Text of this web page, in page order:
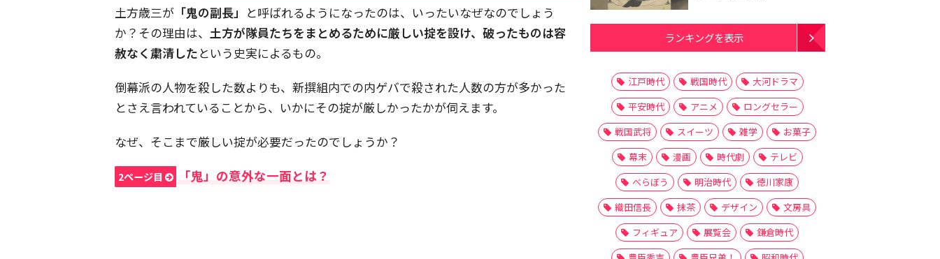
土方歳三が 「鬼の副長」 と呼ばれるようになったのは、いったいなぜなのでしょう
か？その理由は、 土方が隊員たちをまとめるために厳しい掟を設け、破ったものは容
赦なく粛清したという史実によるもの。
倒幕派の人物を殺した数よりも、新撰組内での内ゲバで殺された人数の方が多かった
とさえ言われていることから、いかにその掟が厳しかったかが伺えます。
なぜ、そこまで厳しい掟が必要だったのでしょうか？
2ページ目 「鬼」の意外な一面とは？
ランキングを表示
江戸時代 戦国時代
大河ドラマ
平安時代
アニメ
ロングセラー
戦国武将
スイーツ 雑学
お菓子
幕末
漫画 時代劇
テレビ
べらぼう
明治時代
徳川家康
織田信長
抹茶 デザイン
文房具
フィギュア
展覧会
鎌倉時代